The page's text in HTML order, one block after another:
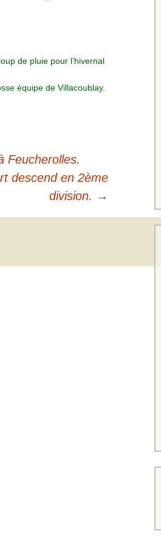
Dames
interclubs
Messieurs
Equipe 1 Dames
Equipe Mid-Amateurs
de pluie pour l’hivernal
équipe de Villacoublay.
Feucherolles.
descend en 2ème
division. →